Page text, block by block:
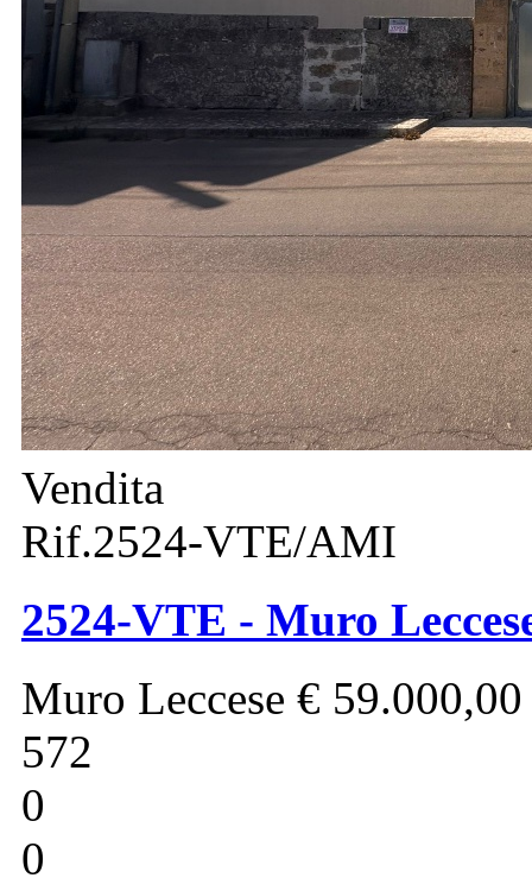
Vendita
Rif.2524-VTE/AMI
2524-VTE - Muro
Muro Leccese € 59.000,00
572
0
0